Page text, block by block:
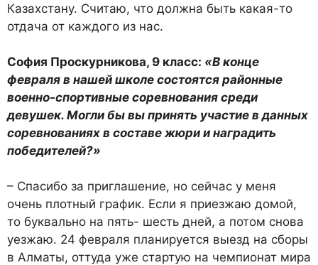
Казахстану. Счи­таю, что должна быть какая-то
отдача от каждого из нас.
София Проскурникова, 9 класс: «В конце
февраля в нашей школе состоятся рай­онные
военно-спортивные соревнования среди
девушек. Могли бы вы принять учас­тие в данных
соревнованиях в составе жюри и наградить
победителей?»
– Спасибо за приглашение, но сейчас у меня
очень плот­ный график. Если я приезжаю домой,
то буквально на пять- шесть дней, а потом снова
уез­жаю. 24 февраля планируется выезд на сборы
в Алматы, от­туда уже стартую на чемпионат мира